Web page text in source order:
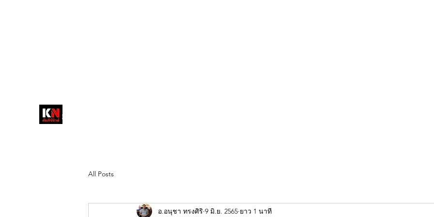
วส์
สื่อลึกวงการสงฆ์ เจาะตรงพระเครื่อง
All Posts
อ.อนุชา ทรงศิริ 9 มิ.ย. 2565 ยาว 1 นาที